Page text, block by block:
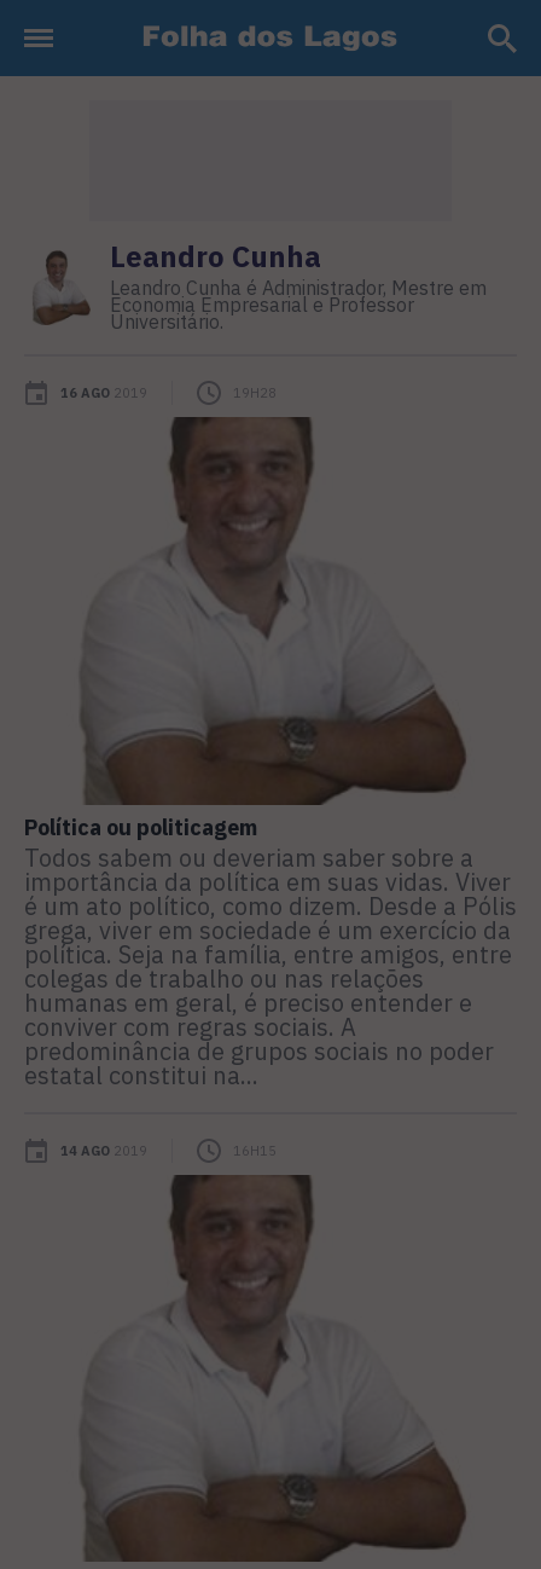
Leandro Cunha
Leandro Cunha é Administrador, Mestre em
Economia Empresarial e Professor
Universitário.
16 AGO 2019 19H28
Política ou politicagem
Todos sabem ou deveriam saber sobre a
importância da política em suas vidas. Viver
é um ato político, como dizem. Desde a Pólis
grega, viver em sociedade é um exercício da
política. Seja na família, entre amigos, entre
colegas de trabalho ou nas relações
humanas em geral, é preciso entender e
conviver com regras sociais. A
predominância de grupos sociais no poder
estatal constitui na...
14 AGO 2019 16H15